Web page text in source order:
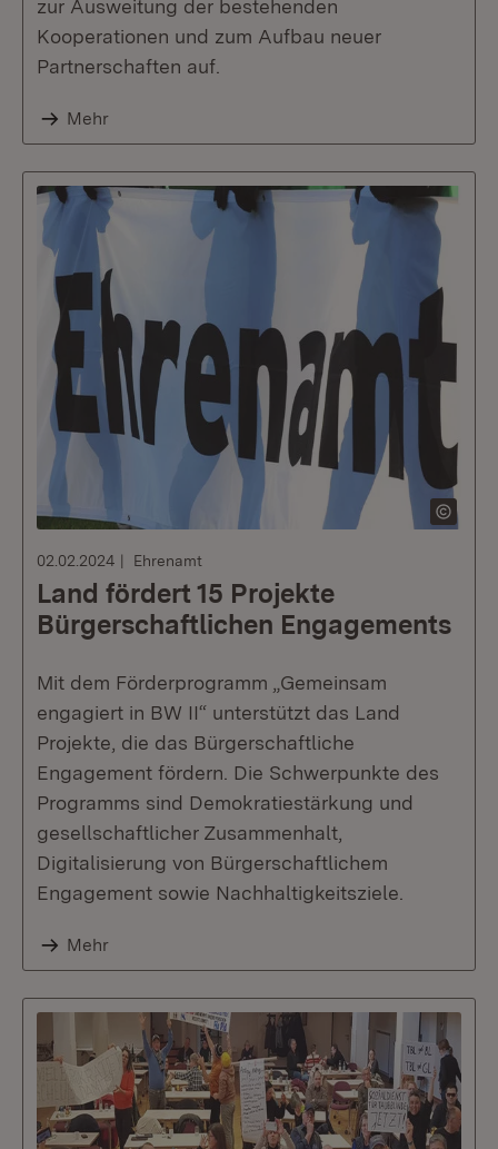
zur Ausweitung der bestehenden
Kooperationen und zum Aufbau neuer
Partnerschaften auf.
Mehr
02.02.2024 Ehrenamt
Land fördert 15 Projekte
Bürgerschaftlichen Engagements
Mit dem Förderprogramm „Gemeinsam
engagiert in BW II“ unterstützt das Land
Projekte, die das Bürgerschaftliche
Engagement fördern. Die Schwerpunkte des
Programms sind Demokratiestärkung und
gesellschaftlicher Zusammenhalt,
Digitalisierung von Bürgerschaftlichem
Engagement sowie Nachhaltigkeitsziele.
Mehr